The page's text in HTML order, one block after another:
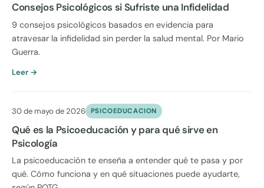
Consejos Psicológicos si Sufriste una Infidelidad
9 consejos psicológicos basados en evidencia para
atravesar la infidelidad sin perder la salud mental. Por Mario
Guerra.
Leer →
30 de mayo de 2026 PSICOEDUCACION
Qué es la Psicoeducación y para qué sirve en
Psicología
La psicoeducación te enseña a entender qué te pasa y por
qué. Cómo funciona y en qué situaciones puede ayudarte,